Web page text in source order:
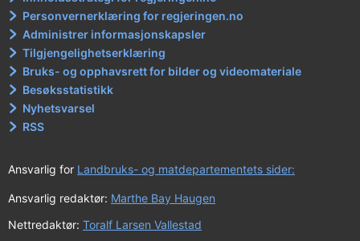
Personvernerklæring for regjeringen.no
Administrer informasjonskapsler
Tilgjengelighetserklæring
Bruks- og opphavsrett for bilder og videomateriale
Besøksstatistikk
Nyhetsvarsel
RSS
Ansvarlig for Landbruks- og matdepartementets sider:
Ansvarlig redaktør: Marthe Bay Haugen
Nettredaktør: Toralf Larsen Vallestad